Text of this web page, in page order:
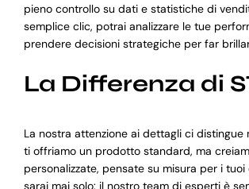
pieno controllo su dati e statistiche di
semplice clic, potrai analizzare le tue
prendere decisioni strategiche per far
La Differenza di
La nostra attenzione ai dettagli ci distingue
ti offriamo un prodotto standard, ma
personalizzate, pensate su misura per i tuoi